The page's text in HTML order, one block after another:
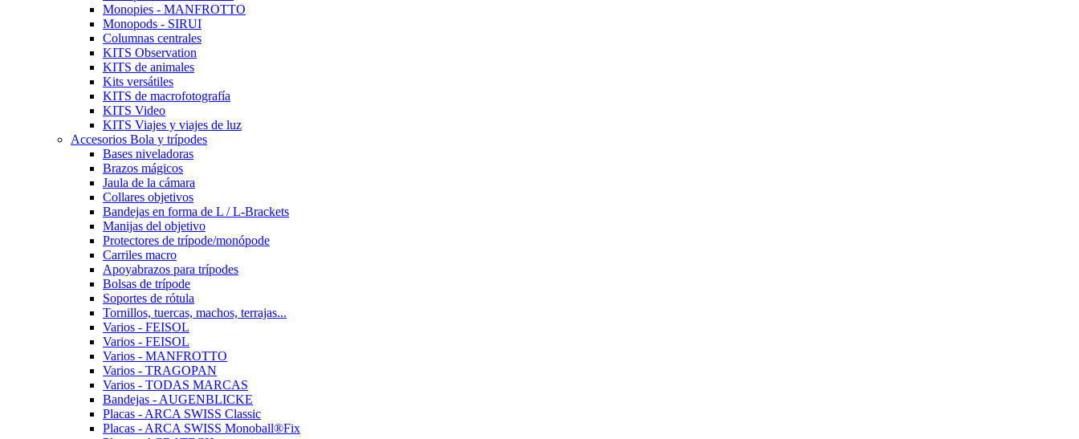
Monopies - MANFROTTO
Monopods - SIRUI
Columnas centrales
KITS Observation
KITS de animales
Kits versátiles
KITS de macrofotografía
KITS Video
KITS Viajes y viajes de luz
Accesorios Bola y trípodes
Bases niveladoras
Brazos mágicos
Jaula de la cámara
Collares objetivos
Bandejas en forma de L / L-Brackets
Manijas del objetivo
Protectores de trípode/monópode
Carriles macro
Apoyabrazos para trípodes
Bolsas de trípode
Soportes de rótula
Tornillos, tuercas, machos, terrajas...
Varios - FEISOL
Varios - FEISOL
Varios - MANFROTTO
Varios - TRAGOPAN
Varios - TODAS MARCAS
Bandejas - AUGENBLICKE
Placas - ARCA SWISS Classic
Placas - ARCA SWISS Monoball®Fix